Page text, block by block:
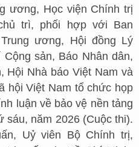
ương, Học viện Chính trị
trì, phối hợp với Ban
ương, Hội đồng Lý
sản, Báo Nhân dân,
Hội Nhà báo Việt Nam và
hội Việt Nam tổ chức họp
luận về bảo vệ nền tảng
năm 2026 (Cuộc thi).
Uỷ viên Bộ Chính trị,